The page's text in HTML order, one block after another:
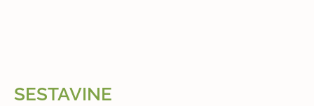
SESTAVINE